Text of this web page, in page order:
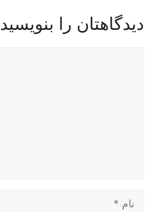
دیدگاهتان را بنویسید